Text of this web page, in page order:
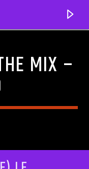
MIX –